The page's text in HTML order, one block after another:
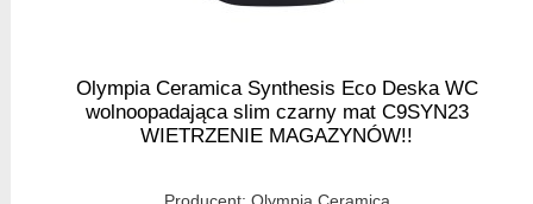
Olympia Ceramica Synthesis Eco Deska WC
wolnoopadająca slim czarny mat C9SYN23
WIETRZENIE MAGAZYNÓW!!